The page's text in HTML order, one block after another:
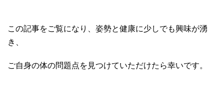
この記事をご覧になり、姿勢と健康に少しでも興味が湧
き、
ご自身の体の問題点を見つけていただけたら幸いです。